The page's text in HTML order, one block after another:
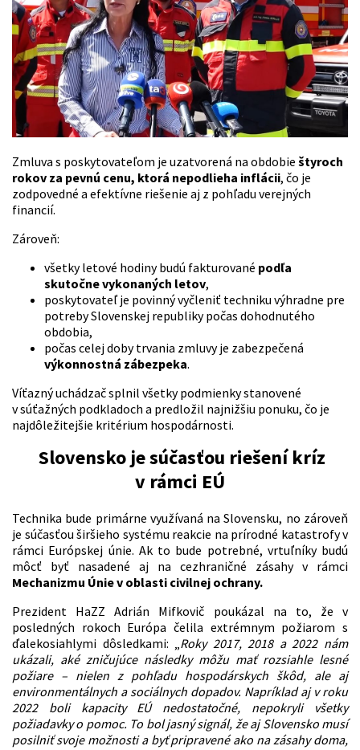
Zmluva s poskytovateľom je uzatvorená na obdobie štyroch
rokov za pevnú cenu, ktorá nepodlieha inflácii, čo je
zodpovedné a efektívne riešenie aj z pohľadu verejných
financií.
Zároveň:
všetky letové hodiny budú fakturované podľa
skutočne vykonaných letov,
poskytovateľ je povinný vyčleniť techniku výhradne pre
potreby Slovenskej republiky počas dohodnutého
obdobia,
počas celej doby trvania zmluvy je zabezpečená
výkonnostná zábezpeka.
Víťazný uchádzač splnil všetky podmienky stanovené
v súťažných podkladoch a predložil najnižšiu ponuku, čo je
najdôležitejšie kritérium hospodárnosti.
Slovensko je súčasťou riešení kríz
v rámci EÚ
Technika bude primárne využívaná na Slovensku, no zároveň
je súčasťou širšieho systému reakcie na prírodné katastrofy v
rámci Európskej únie. Ak to bude potrebné, vrtuľníky budú
môcť byť nasadené aj na cezhraničné zásahy v rámci
Mechanizmu Únie v oblasti civilnej ochrany.
Prezident HaZZ Adrián Mifkovič poukázal na to, že v
posledných rokoch Európa čelila extrémnym požiarom s
ďalekosiahlymi dôsledkami: „ Roky 2017, 2018 a 2022 nám
ukázali, aké zničujúce následky môžu mať rozsiahle lesné
požiare – nielen z pohľadu hospodárskych škôd, ale aj
environmentálnych a sociálnych dopadov. Napríklad aj v roku
2022 boli kapacity EÚ nedostatočné, nepokryli všetky
požiadavky o pomoc. To bol jasný signál, že aj Slovensko musí
posilniť svoje možnosti a byť pripravené ako na zásahy doma,